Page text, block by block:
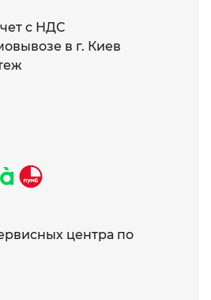
с НДС
в г. Киев
центра по